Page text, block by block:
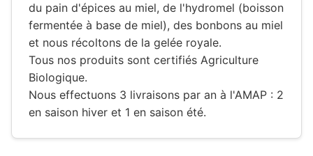
du pain d'épices au miel, de l'hydromel (boisson
fermentée à base de miel), des bonbons au miel
et nous récoltons de la gelée royale.
Tous nos produits sont certifiés Agriculture
Biologique.
Nous effectuons 3 livraisons par an à l'AMAP : 2
en saison hiver et 1 en saison été.